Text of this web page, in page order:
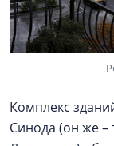
Комплекс
Синода (он же